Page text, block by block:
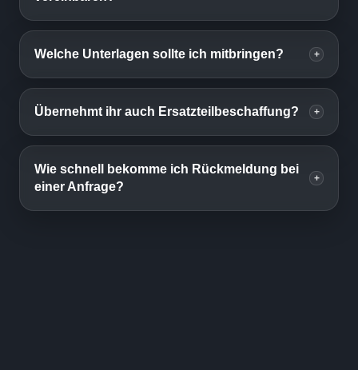
Welche Unterlagen sollte ich mitbringen? +
Übernehmt ihr auch Ersatzteilbeschaffung? +
Wie schnell bekomme ich Rückmeldung bei
einer Anfrage?
+